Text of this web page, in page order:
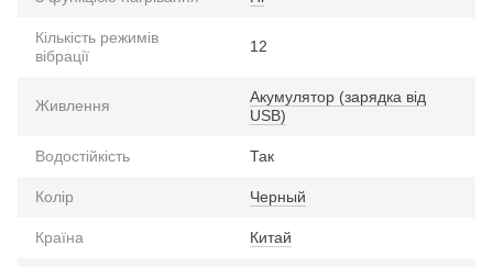
Кількість режимів
вібрації
12
Живлення
Акумулятор (зарядка від
USB)
Водостійкість Так
Колір Черный
Країна Китай